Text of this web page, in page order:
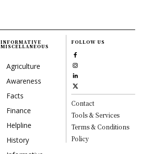
INFORMATIVE
MISCELLANEOUS
Agriculture
Awareness
Facts
Finance
Helpline
History
FOLLOW US
Contact
Tools & Services
Terms & Conditions
Policy